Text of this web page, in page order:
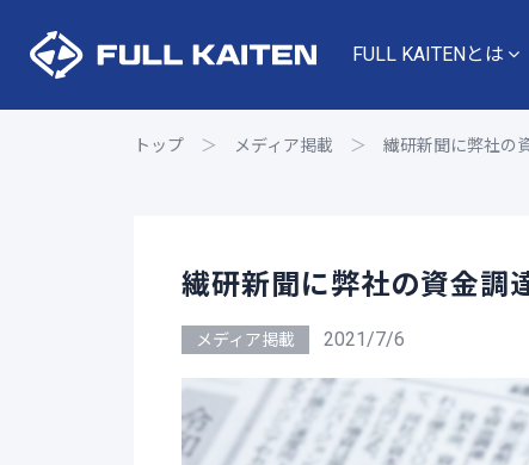
FULL KAITENとは
トップ ＞ メディア掲載 ＞ 繊研新聞に弊社の
繊研新聞に弊社の資金調
メディア掲載 2021/7/6